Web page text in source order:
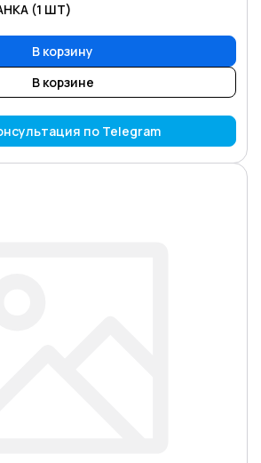
(1 ШТ)
В корзину
В корзине
по Telegram